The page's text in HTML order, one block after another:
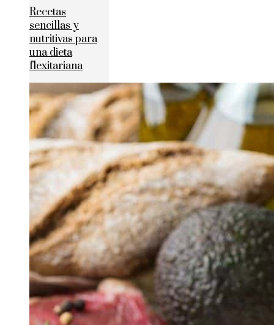
Recetas
sencillas y
nutritivas para
una dieta
flexitariana